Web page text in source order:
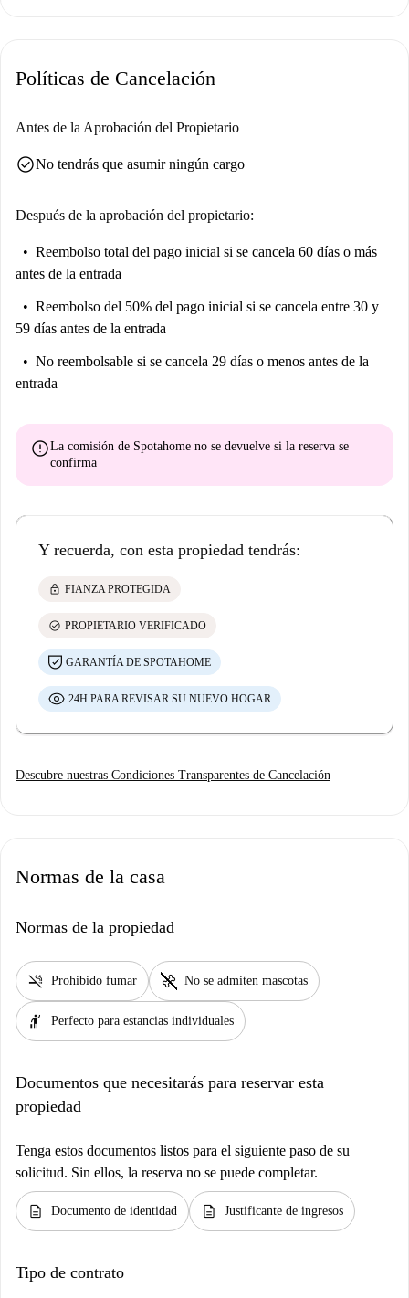
Políticas de Cancelación
Antes de la Aprobación del Propietario
check_circleNo tendrás que asumir ningún cargo
Después de la aprobación del propietario:
Reembolso total del pago inicial si se cancela 60 días o más
antes de la entrada
Reembolso del 50% del pago inicial si se cancela entre 30 y
59 días antes de la entrada
No reembolsable si se cancela 29 días o menos antes de la
entrada
errorLa comisión de Spotahome no se devuelve si la reserva se
confirma
Y recuerda, con esta propiedad tendrás:
lock FIANZA PROTEGIDA
check_circle PROPIETARIO VERIFICADO
GARANTÍA DE SPOTAHOME
24H PARA REVISAR SU NUEVO HOGAR
Descubre nuestras Condiciones Transparentes de Cancelación
Normas de la casa
Normas de la propiedad
smoke_free Prohibido fumar pet_supplies No se admiten mascotas
hail Perfecto para estancias individuales
Documentos que necesitarás para reservar esta
propiedad
Tenga estos documentos listos para el siguiente paso de su
solicitud. Sin ellos, la reserva no se puede completar.
description Documento de identidad description Justificante de ingresos
Tipo de contrato